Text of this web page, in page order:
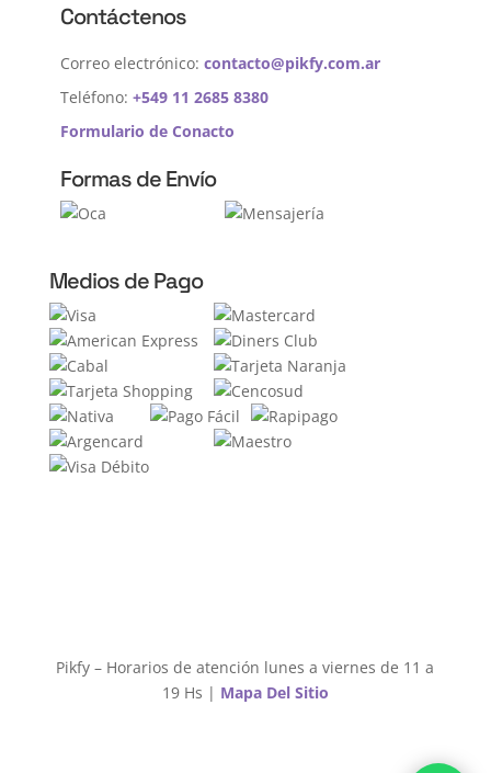
Contáctenos
Correo electrónico: contacto@pikfy.com.ar
Teléfono: +549 11 2685 8380
Formulario de Conacto
Formas de Envío
Medios de Pago
Pikfy – Horarios de atención lunes a viernes de 11 a
19 Hs | Mapa Del Sitio